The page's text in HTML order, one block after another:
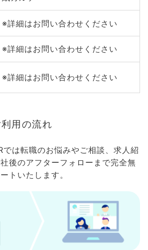
※詳細はお問い合わせください
※詳細はお問い合わせください
※詳細はお問い合わせください
用の流れ
では転職のお悩みやご相談、求人紹
後のアフターフォローまで完全無
トいたします。